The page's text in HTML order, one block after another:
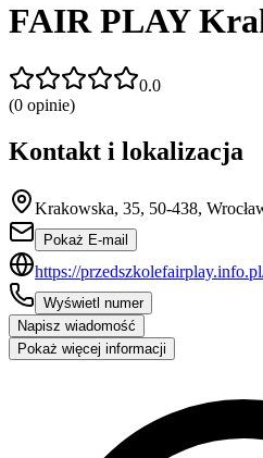
FAIR PLAY
0.0
(0 opinie)
Kontakt i lokalizacja
Krakowska, 35, 50-438,
Pokaż E-mail
https://
Wyświetl numer
Napisz wiadomość
Pokaż więcej informacji